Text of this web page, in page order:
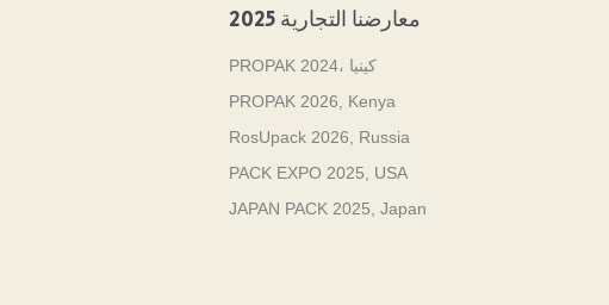
معارضنا التجارية 2025
PROPAK 2024، كينيا
PROPAK 2026, Kenya
RosUpack 2026, Russia
PACK EXPO 2025, USA
JAPAN PACK 2025, Japan